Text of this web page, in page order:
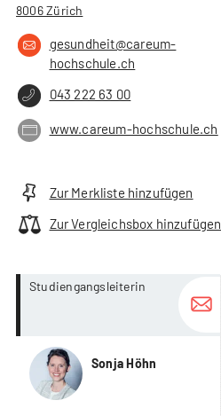
8006 Zürich
gesundheit@careum-
hochschule.ch
043 222 63 00
www.careum-hochschule.ch
Zur Merkliste hinzufügen
Zur Vergleichsbox hinzufügen
Studiengangsleiterin
Sonja Höhn